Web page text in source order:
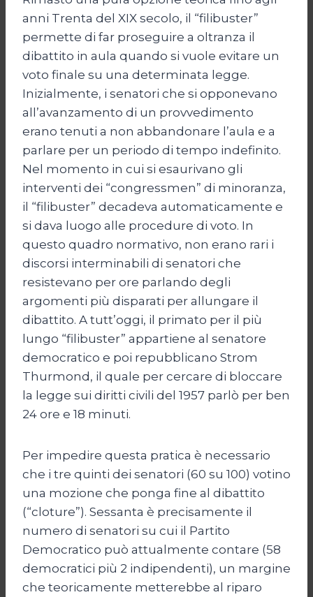
anni Trenta del XIX secolo, il “filibuster”
permette di far proseguire a oltranza il
dibattito in aula quando si vuole evitare un
voto finale su una determinata legge.
Inizialmente, i senatori che si opponevano
all’avanzamento di un provvedimento
erano tenuti a non abbandonare l’aula e a
parlare per un periodo di tempo indefinito.
Nel momento in cui si esaurivano gli
interventi dei “congressmen” di minoranza,
il “filibuster” decadeva automaticamente e
si dava luogo alle procedure di voto. In
questo quadro normativo, non erano rari i
discorsi interminabili di senatori che
resistevano per ore parlando degli
argomenti più disparati per allungare il
dibattito. A tutt’oggi, il primato per il più
lungo “filibuster” appartiene al senatore
democratico e poi repubblicano Strom
Thurmond, il quale per cercare di bloccare
la legge sui diritti civili del 1957 parlò per ben
24 ore e 18 minuti.
Per impedire questa pratica è necessario
che i tre quinti dei senatori (60 su 100) votino
una mozione che ponga fine al dibattito
(“cloture”). Sessanta è precisamente il
numero di senatori su cui il Partito
Democratico può attualmente contare (58
democratici più 2 indipendenti), un margine
che teoricamente metterebbe al riparo